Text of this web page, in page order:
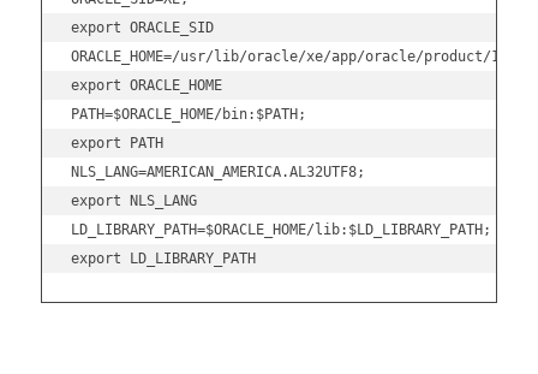
export ORACLE_SID
ORACLE_HOME=/usr/lib/oracle/xe/app/oracle/product/
export ORACLE_HOME
PATH=$ORACLE_HOME/bin:$PATH;
export PATH
NLS_LANG=AMERICAN_AMERICA.AL32UTF8;
export NLS_LANG
LD_LIBRARY_PATH=$ORACLE_HOME/lib:$LD_LIBRARY_PATH;
export LD_LIBRARY_PATH